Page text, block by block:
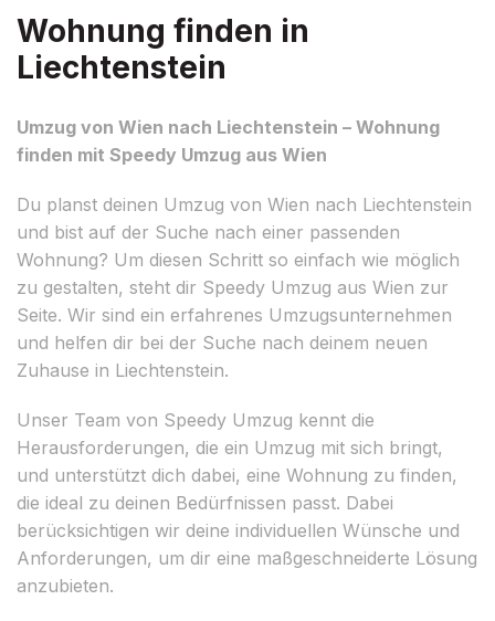
Wohnung finden in
Liechtenstein
Umzug von Wien nach Liechtenstein – Wohnung
finden mit Speedy Umzug aus Wien
Du planst deinen Umzug von Wien nach Liechtenstein
und bist auf der Suche nach einer passenden
Wohnung? Um diesen Schritt so einfach wie möglich
zu gestalten, steht dir Speedy Umzug aus Wien zur
Seite. Wir sind ein erfahrenes Umzugsunternehmen
und helfen dir bei der Suche nach deinem neuen
Zuhause in Liechtenstein.
Unser Team von Speedy Umzug kennt die
Herausforderungen, die ein Umzug mit sich bringt,
und unterstützt dich dabei, eine Wohnung zu finden,
die ideal zu deinen Bedürfnissen passt. Dabei
berücksichtigen wir deine individuellen Wünsche und
Anforderungen, um dir eine maßgeschneiderte Lösung
anzubieten.